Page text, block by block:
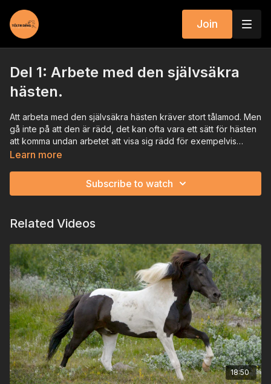
Join
Del 1: Arbete med den självsäkra
hästen.
Att arbeta med den självsäkra hästen kräver stort tålamod. Men
gå inte på att den är rädd, det kan ofta vara ett sätt för hästen
att komma undan arbetet att visa sig rädd för exempelvis
pisken.
Learn more
Subscribe to watch
Related Videos
18:50